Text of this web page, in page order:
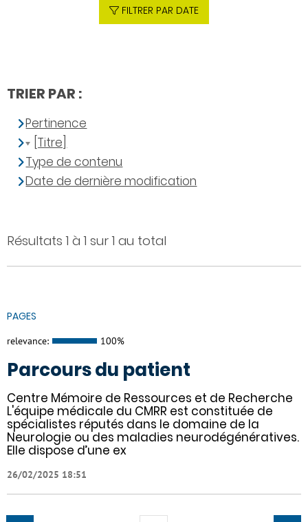
Résultats 1 à 1 sur 1 au total
PAGES
relevance: 100%
Parcours du patient
Centre Mémoire de Ressources et de Recherche
L'équipe médicale du CMRR est constituée de
spécialistes réputés dans le domaine de la
Neurologie ou des maladies neurodégénératives.
Elle dispose d’une ex
26/02/2025 18:51
FILTRER PAR DATE
TRIER PAR :
Pertinence
[Titre]
Type de contenu
Date de dernière modification